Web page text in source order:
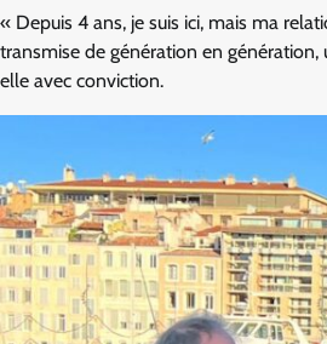
« Depuis 4 ans, je suis ici, mais ma
transmise de génération en
elle avec conviction.